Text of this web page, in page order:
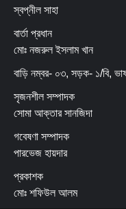
স্বপ্নীল সাহা
বার্তা প্রধান
মোঃ নজরুল ইসলাম খান
বাড়ি নম্বর- ০৩, সড়ক- ১/বি,
সৃজনশীল সম্পাদক
সোমা আক্তার সানজিদা
গবেষণা সম্পাদক
পারভেজ হায়দার
প্রকাশক
মোঃ শফিউল আলম